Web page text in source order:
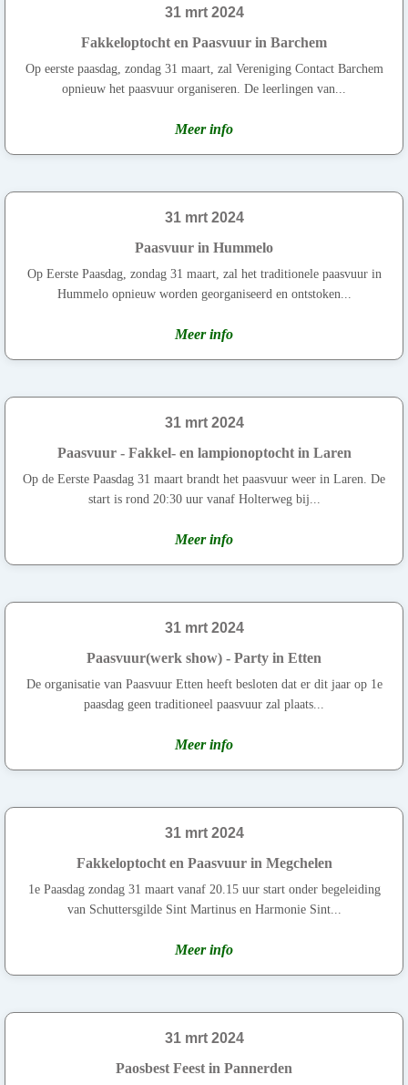
31 mrt 2024
Fakkeloptocht en Paasvuur in Barchem
Op eerste paasdag, zondag 31 maart, zal Vereniging Contact Barchem
opnieuw het paasvuur organiseren. De leerlingen van...
Meer info
31 mrt 2024
Paasvuur in Hummelo
Op Eerste Paasdag, zondag 31 maart, zal het traditionele paasvuur in
Hummelo opnieuw worden georganiseerd en ontstoken...
Meer info
31 mrt 2024
Paasvuur - Fakkel- en lampionoptocht in Laren
Op de Eerste Paasdag 31 maart brandt het paasvuur weer in Laren. De
start is rond 20:30 uur vanaf Holterweg bij...
Meer info
31 mrt 2024
Paasvuur(werk show) - Party in Etten
De organisatie van Paasvuur Etten heeft besloten dat er dit jaar op 1e
paasdag geen traditioneel paasvuur zal plaats...
Meer info
31 mrt 2024
Fakkeloptocht en Paasvuur in Megchelen
1e Paasdag zondag 31 maart vanaf 20.15 uur start onder begeleiding
van Schuttersgilde Sint Martinus en Harmonie Sint...
Meer info
31 mrt 2024
Paosbest Feest in Pannerden